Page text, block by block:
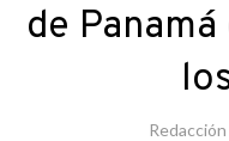
de
Redacción